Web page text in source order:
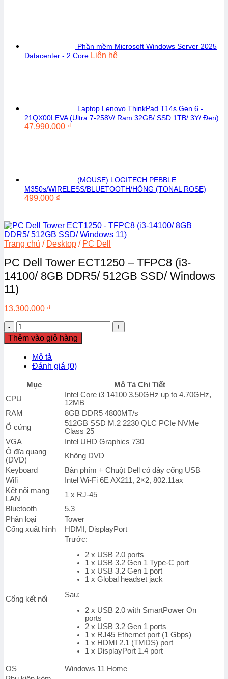
Phần mềm Microsoft Windows Server 2025
Datacenter - 2 Core Liên hệ
Laptop Lenovo ThinkPad T14s Gen 6 -
21QX00LEVA (Ultra 7-258V/ Ram 32GB/ SSD 1TB/ 3Y/ Đen)
47.990.000 ₫
(MOUSE) LOGITECH PEBBLE
M350s/WIRELESS/BLUETOOTH/HỒNG (TONAL ROSE)
499.000 ₫
Trang chủ / Desktop / PC Dell
PC Dell Tower ECT1250 – TFPC8 (i3-
14100/ 8GB DDR5/ 512GB SSD/ Windows
11)
13.300.000 ₫
PC
Dell
Tower
ECT1250
TFPC8
(i3-
14100/
8GB
512GB
SSD/
11)
số
lượng
Thêm vào giỏ hàng
Mô tả
Đánh giá (0)
Mục
Mô Tả Chi Tiết
CPU
Intel Core i3 14100 3.50GHz up to 4.70GHz,
12MB
RAM
8GB DDR5 4800MT/s
Ổ cứng
512GB SSD M.2 2230 QLC PCIe NVMe
Class 25
VGA
Intel UHD Graphics 730
Ổ đĩa quang
(DVD)
Không DVD
Keyboard
Bàn phím + Chuột Dell có dây cổng USB
Wifi
Intel Wi-Fi 6E AX211, 2×2, 802.11ax
Kết nối mạng
LAN
1 x RJ-45
Bluetooth
5.3
Phân loại
Tower
Cổng xuất hình
HDMI, DisplayPort
Cổng kết nối
Trước:
2 x USB 2.0 ports
1 x USB 3.2 Gen 1 Type-C port
1 x USB 3.2 Gen 1 port
1 x Global headset jack
Sau:
2 x USB 2.0 with SmartPower On
ports
2 x USB 3.2 Gen 1 ports
1 x RJ45 Ethernet port (1 Gbps)
1 x HDMI 2.1 (TMDS) port
1 x DisplayPort 1.4 port
OS
Windows 11 Home